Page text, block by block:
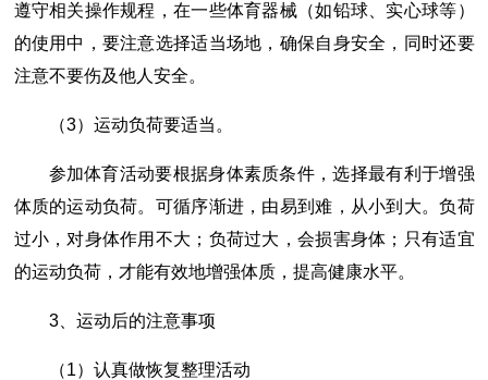
遵守相关操作规程，在一些体育器械（如铅球、实心球等）
的使用中，要注意选择适当场地，确保自身安全，同时还要
注意不要伤及他人安全。
（3）运动负荷要适当。
参加体育活动要根据身体素质条件，选择最有利于增强
体质的运动负荷。可循序渐进，由易到难，从小到大。负荷
过小，对身体作用不大；负荷过大，会损害身体；只有适宜
的运动负荷，才能有效地增强体质，提高健康水平。
3、运动后的注意事项
（1）认真做恢复整理活动